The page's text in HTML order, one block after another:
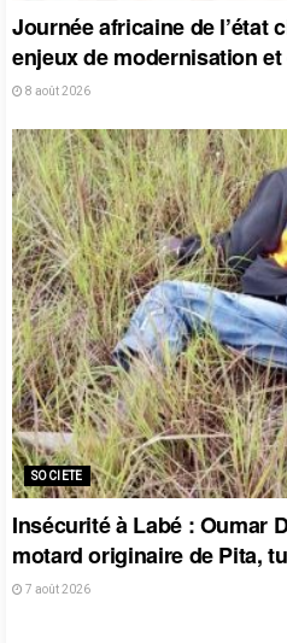
Journée africaine de l’état
enjeux de modernisation
8 août 2026
SOCIETE
Insécurité à Labé : Oumar
motard originaire de Pita,
7 août 2026